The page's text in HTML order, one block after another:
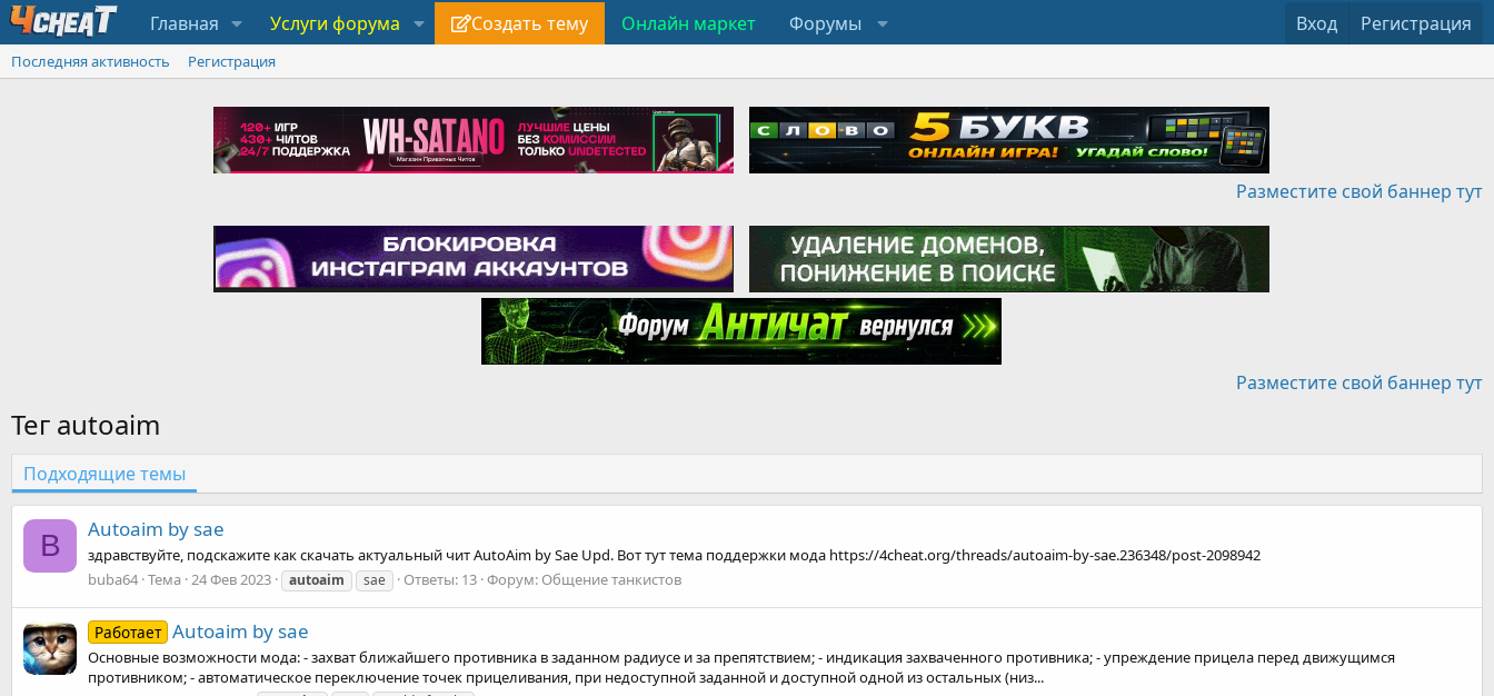
Главная Услуги форума Создать тему Онлайн маркет Форумы Вход Регистрация
Последняя активность Регистрация
Разместите свой баннер тут
Разместите свой баннер тут
Тег autoaim
Подходящие темы
B Autoaim by sae
здравствуйте, подскажите как скачать актуальный чит AutoAim by Sae Upd. Вот тут тема поддержки мода https://4cheat.org/threads/autoaim-by-sae.236348/post-2098942
buba64 Тема 24 Фев 2023 autoaim sae Ответы: 13 Форум: Общение танкистов
Работает Autoaim by sae
Основные возможности мода: - захват ближайшего противника в заданном радиусе и за препятствием; - индикация захваченного противника; - упреждение прицела перед движущимся
противником; - автоматическое переключение точек прицеливания, при недоступной заданной и доступной одной из остальных (низ...